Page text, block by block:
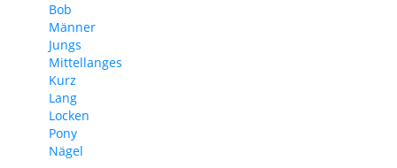
Bob
Männer
Jungs
Mittellanges
Kurz
Lang
Locken
Pony
Nägel